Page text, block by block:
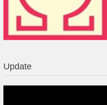
Update